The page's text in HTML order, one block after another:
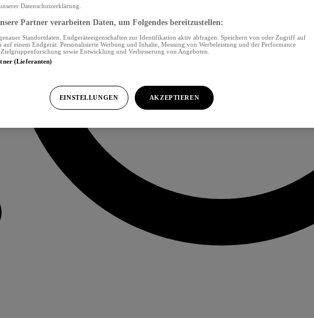
Datenschutzerklärung.
Partner verarbeiten Daten, um Folgendes bereitzustellen:
Standortdaten. Endgeräteeigenschaften zur Identifikation aktiv abfragen. Speichern von oder Zugriff auf
einem Endgerät. Personalisierte Werbung und Inhalte, Messung von Werbeleistung und der Performance
sowie Entwicklung und Verbesserung von Angeboten.
(Lieferanten)
EINSTELLUNGEN AKZEPTIEREN